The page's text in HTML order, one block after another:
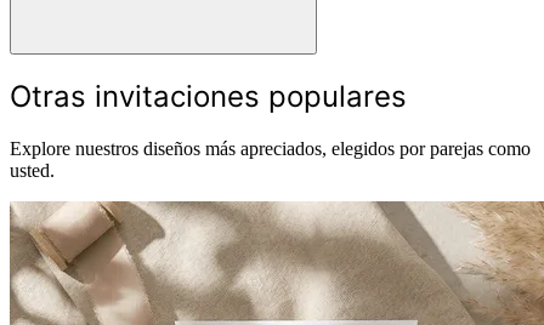
Otras invitaciones populares
Explore nuestros diseños más apreciados, elegidos por parejas como
usted.